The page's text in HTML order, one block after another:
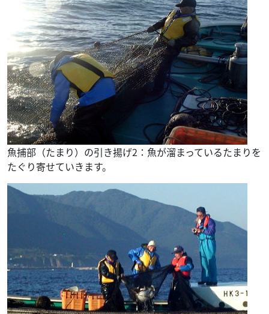
魚捕部（たまり）の引き揚げ2：魚が溜まっているたまりを
たぐり寄せていきます。